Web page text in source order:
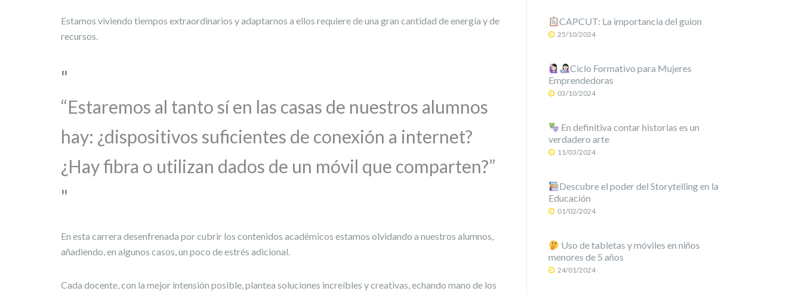
Estamos viviendo tiempos extraordinarios y adaptarnos a ellos requiere de una gran cantidad de energía y de
recursos.
“Estaremos al tanto sí en las casas de nuestros alumnos
hay: ¿dispositivos suficientes de conexión a internet?
¿Hay fibra o utilizan dados de un móvil que comparten?”
En esta carrera desenfrenada por cubrir los contenidos académicos estamos olvidando a nuestros alumnos,
añadiendo, en algunos casos, un poco de estrés adicional.
Cada docente, con la mejor intensión posible, plantea soluciones increíbles y creativas, echando mano de los
CAPCUT: La importancia del guion
25/10/2024
Ciclo Formativo para Mujeres
Emprendedoras
03/10/2024
En definitiva contar historias es un
verdadero arte
11/03/2024
Descubre el poder del Storytelling en la
Educación
01/02/2024
Uso de tabletas y móviles en niños
menores de 5 años
24/01/2024